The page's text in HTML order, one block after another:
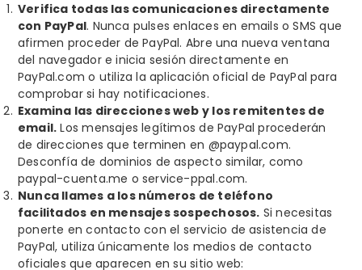
Verifica todas las comunicaciones directamente
con PayPal. Nunca pulses enlaces en emails o SMS que
afirmen proceder de PayPal. Abre una nueva ventana
del navegador e inicia sesión directamente en
PayPal.com o utiliza la aplicación oficial de PayPal para
comprobar si hay notificaciones.
Examina las direcciones web y los remitentes de
email. Los mensajes legítimos de PayPal procederán
de direcciones que terminen en @paypal.com.
Desconfía de dominios de aspecto similar, como
paypal-cuenta.me o service-ppal.com.
Nunca llames a los números de teléfono
facilitados en mensajes sospechosos. Si necesitas
ponerte en contacto con el servicio de asistencia de
PayPal, utiliza únicamente los medios de contacto
oficiales que aparecen en su sitio web: